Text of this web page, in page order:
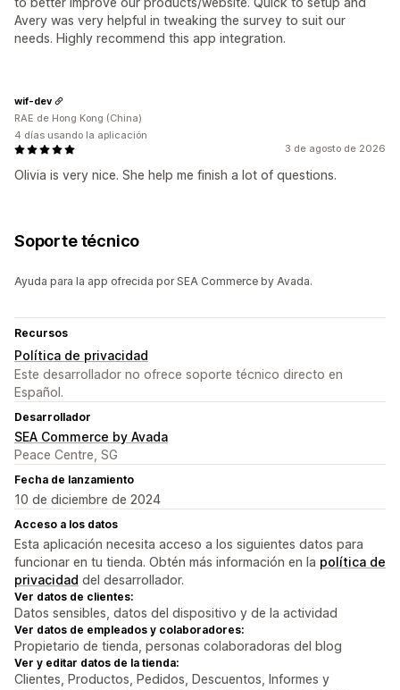
Avery was very helpful in tweaking the survey to suit our
needs. Highly recommend this app integration.
3 de agosto de 2026
Olivia is very nice. She help me finish a lot of questions.
wif-dev
RAE de Hong Kong (China)
4 días usando la aplicación
Soporte técnico
Ayuda para la app ofrecida por SEA Commerce by Avada.
Recursos
Política de privacidad
Este desarrollador no ofrece soporte técnico directo en
Español.
Desarrollador
SEA Commerce by Avada
Peace Centre, SG
Fecha de lanzamiento
10 de diciembre de 2024
Acceso a los datos
Esta aplicación necesita acceso a los siguientes datos para
funcionar en tu tienda. Obtén más información en la política de
privacidad del desarrollador.
Ver datos de clientes:
Datos sensibles, datos del dispositivo y de la actividad
Ver datos de empleados y colaboradores:
Propietario de tienda, personas colaboradoras del blog
Ver y editar datos de la tienda:
Clientes, Productos, Pedidos, Descuentos, Informes y